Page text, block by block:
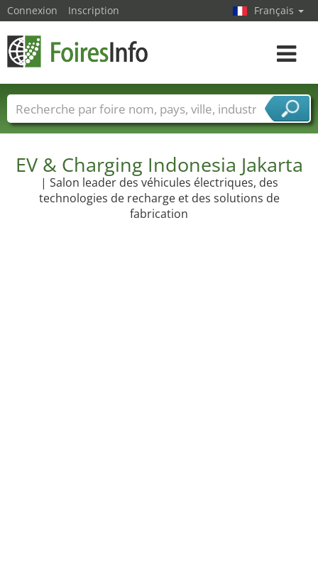
EV & Charging Indonesia Jakarta
| Salon leader des véhicules électriques, des
technologies de recharge et des solutions de
fabrication
Connexion Inscription Français
Toggle
Foire noms Pays Villes
Secteurs de foire